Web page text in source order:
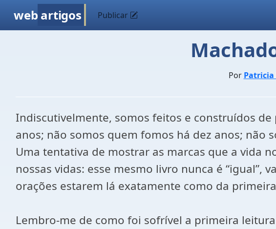
web artigos Publicar
Por
Indiscutivelmente, somos feitos e construídos
anos; não somos quem fomos há dez anos; não
Uma tentativa de mostrar as marcas que a vida
nossas vidas: esse mesmo livro nunca é “igual”,
orações estarem lá exatamente como da
Lembro-me de como foi sofrível a primeira